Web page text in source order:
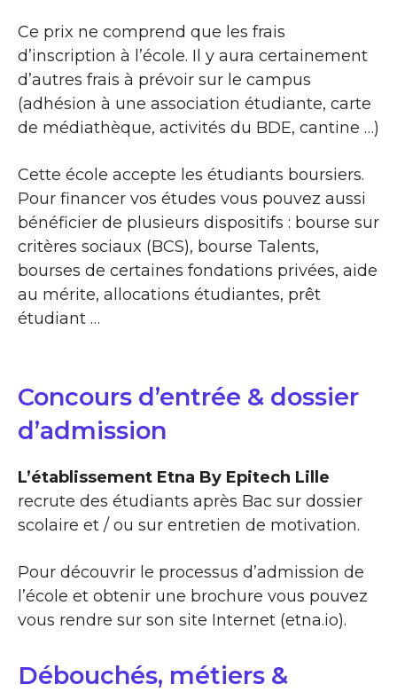
Ce prix ne comprend que les frais
d’inscription à l’école. Il y aura certainement
d’autres frais à prévoir sur le campus
(adhésion à une association étudiante, carte
de médiathèque, activités du BDE, cantine …)
Cette école accepte les étudiants boursiers.
Pour financer vos études vous pouvez aussi
bénéficier de plusieurs dispositifs : bourse sur
critères sociaux (BCS), bourse Talents,
bourses de certaines fondations privées, aide
au mérite, allocations étudiantes, prêt
étudiant …
Concours d’entrée & dossier
d’admission
L’établissement Etna By Epitech Lille
recrute des étudiants après Bac sur dossier
scolaire et / ou sur entretien de motivation.
Pour découvrir le processus d’admission de
l’école et obtenir une brochure vous pouvez
vous rendre sur son site Internet (etna.io).
Débouchés, métiers &